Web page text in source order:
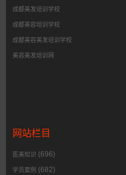
成都美发培训学校
成都美容培训学校
成都美容美发培训学校
美容美发培训网
网站栏目
医美知识 (696)
学员案例 (682)